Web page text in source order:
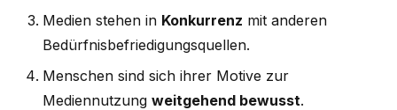
Medien stehen in Konkurrenz mit anderen
Bedürfnisbefriedigungsquellen.
Menschen sind sich ihrer Motive zur
Mediennutzung weitgehend bewusst.